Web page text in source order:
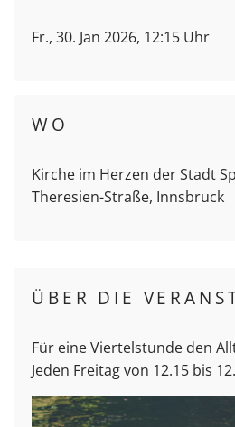
Fr., 30. Jan 2026, 12:15 Uhr
WO
Kirche im Herzen der Stadt
Theresien-Straße, Innsbruck
ÜBER DIE
Für eine Viertelstunde den
Jeden Freitag von 12.15 bis